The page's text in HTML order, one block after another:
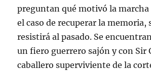
preguntan qué motivó la
el caso de recuperar la memoria,
resistirá al pasado. Se
un fiero guerrero sajón y con Sir
caballero superviviente de la